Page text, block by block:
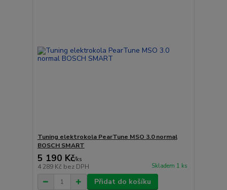
Tuning elektrokola PearTune MSO 3.0 normal
BOSCH SMART
5 190 Kč/ks
4 289 Kč bez DPH Skladem 1 ks
Přidat do košíku